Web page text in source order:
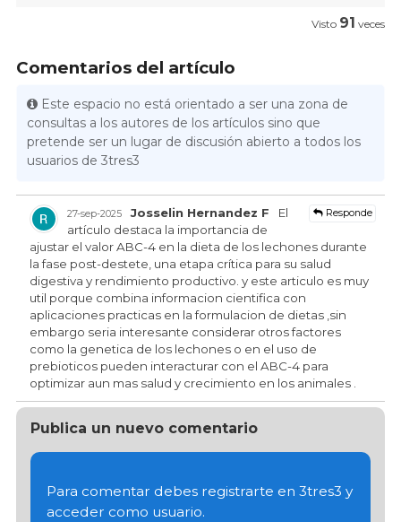
Visto 91 veces
Comentarios del artículo
Este espacio no está orientado a ser una zona de
consultas a los autores de los artículos sino que
pretende ser un lugar de discusión abierto a todos los
usuarios de 3tres3
27-sep-2025 Responde
Josselin Hernandez F
El
artículo destaca la importancia de
ajustar el valor ABC-4 en la dieta de los lechones durante
la fase post-destete, una etapa crítica para su salud
digestiva y rendimiento productivo. y este articulo es muy
util porque combina informacion cientifica con
aplicaciones practicas en la formulacion de dietas ,sin
embargo seria interesante considerar otros factores
como la genetica de los lechones o en el uso de
prebioticos pueden interacturar con el ABC-4 para
optimizar aun mas salud y crecimiento en los animales .
Publica un nuevo comentario
Para comentar debes registrarte en 3tres3 y
acceder como usuario.